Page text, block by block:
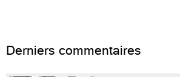
Derniers commentaires